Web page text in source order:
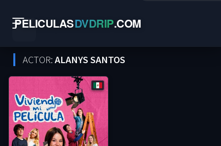
PELICULASDVDRIP.COM
ACTOR: ALANYS SANTOS